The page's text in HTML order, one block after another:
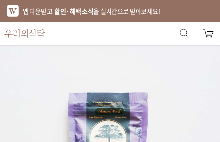
앱 다운받고 할인·혜택 소식을 실시간으로 받아보세요!
한정특가
베스트
신상품